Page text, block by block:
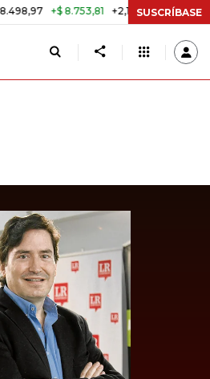
+$ 8.753,81 +2,19% TASA DE USURA
SUSCRÍBASE